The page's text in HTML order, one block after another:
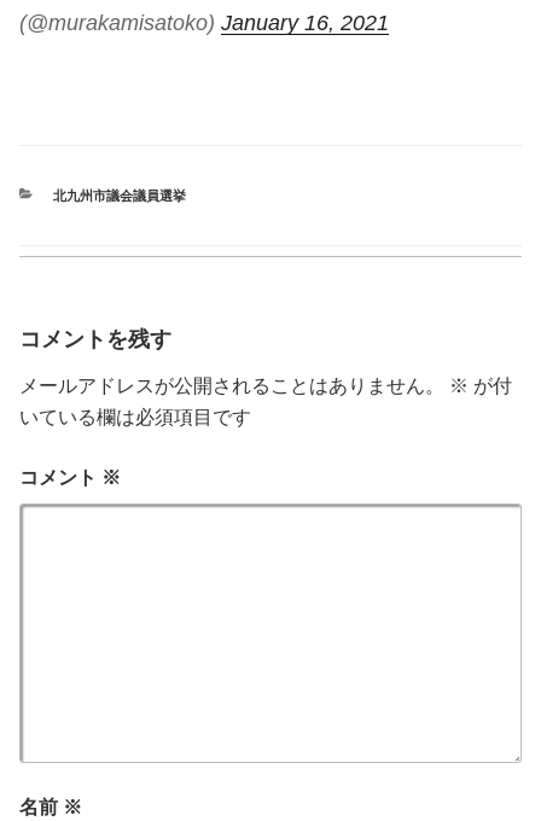
(@murakamisatoko) January 16, 2021
CATEGORIES
北九州市議会議員選挙
コメントを残す
メールアドレスが公開されることはありません。 ※ が付
いている欄は必須項目です
コメント ※
名前 ※